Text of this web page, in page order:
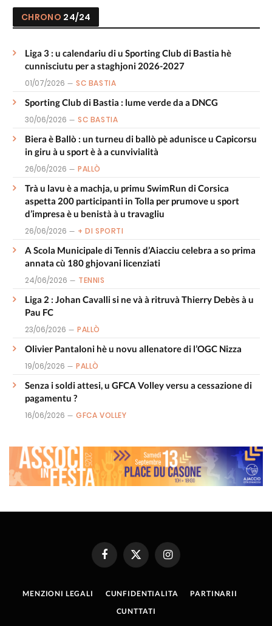
CHRONO 24/24
Liga 3 : u calendariu di u Sporting Club di Bastia hè
cunnisciutu per a staghjoni 2026-2027
01/07/2026 SC BASTIA
Sporting Club di Bastia : lume verde da a DNCG
30/06/2026 SC BASTIA
Biera è Ballò : un turneu di ballò pè adunisce u Capicorsu
in giru à u sport è à a cunvivialità
26/06/2026 PALLÒ
Trà u lavu è a machja, u primu SwimRun di Corsica
aspetta 200 participanti in Tolla per prumove u sport
d’impresa è u benistà à u travagliu
26/06/2026 + DI SPORTI
A Scola Municipale di Tennis d’Aiacciu celebra a so prima
annata cù 180 ghjovani licenziati
24/06/2026 TENNIS
Liga 2 : Johan Cavalli si ne và à ritruvà Thierry Debès à u
Pau FC
23/06/2026 PALLÒ
Olivier Pantaloni hè u novu allenatore di l’OGC Nizza
19/06/2026 PALLÒ
Senza i soldi attesi, u GFCA Volley versu a cessazione di
pagamentu ?
16/06/2026 GFCA VOLLEY
FacebookX
Instagram
MENZIONI LEGALI CUNFIDENTIALITA
PARTINARII
CUNTTATI